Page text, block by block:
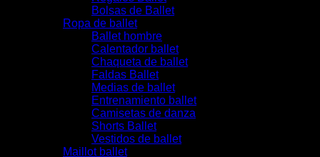
Bolsas de Ballet
Ropa de ballet
Ballet hombre
Calentador ballet
Chaqueta de ballet
Faldas Ballet
Medias de ballet
Entrenamiento ballet
Camisetas de danza
Shorts Ballet
Vestidos de ballet
Maillot ballet